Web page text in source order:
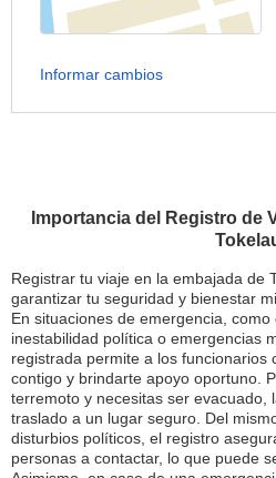
Importancia del Registro de
Registrar tu viaje en la embajada de
garantizar tu seguridad y bienestar
En situaciones de emergencia, como
inestabilidad política o emergencias
registrada permite a los funcionarios
contigo y brindarte apoyo oportuno.
terremoto y necesitas ser evacuado,
traslado a un lugar seguro. Del
disturbios políticos, el registro
personas a contactar, lo que puede
Informar cambios